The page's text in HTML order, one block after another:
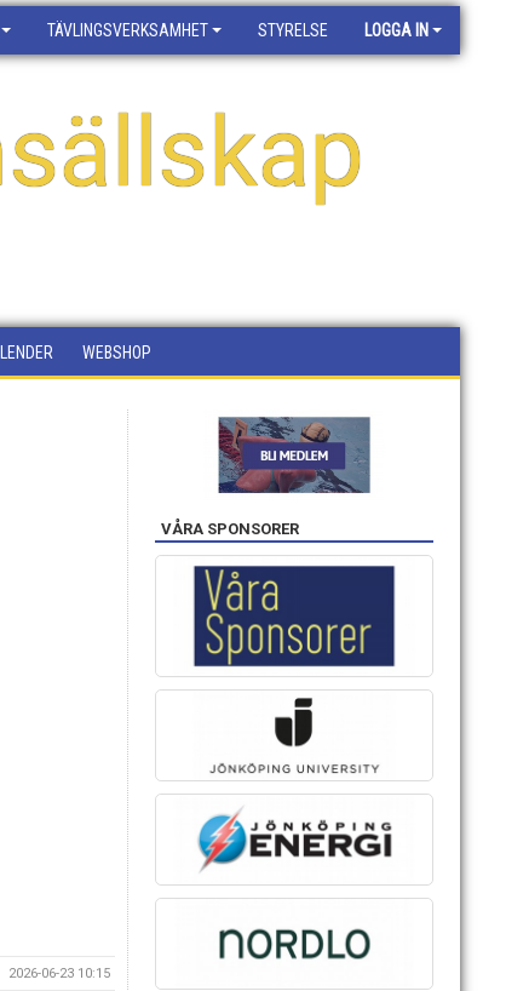
TÄVLINGSVERKSAMHET STYRELSE LOGGA IN
WEBSHOP
2026-06-23 10:15
VÅRA SPONSORER